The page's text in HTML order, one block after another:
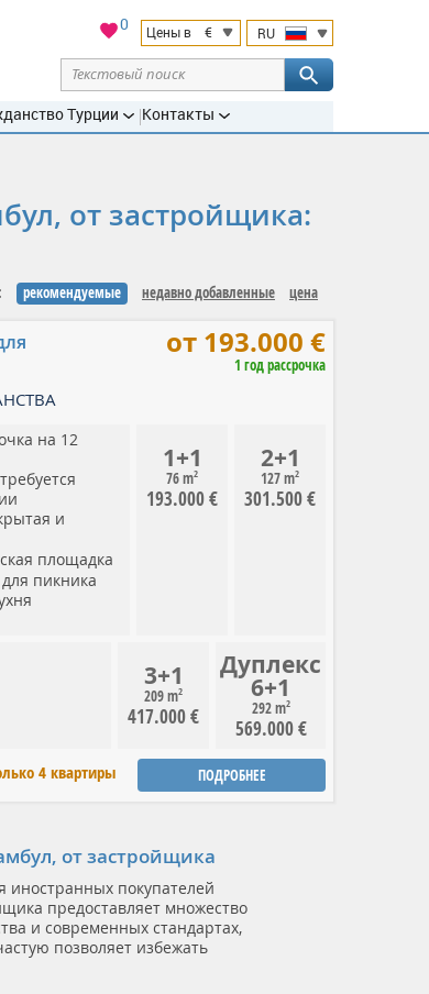
0 Цены в € RU
Турции Контакты
от застройщика:
рекомендуемые недавно добавленные цена
от 193.000 €
1 год рассрочка
1+1
76 m2
193.000 €
2+1
127 m2
301.500 €
на 12
и
площадка
пикника
3+1
209 m2
417.000 €
Дуплекс
6+1
292 m2
569.000 €
4 квартиры ПОДРОБНЕЕ
от застройщика
иностранных покупателей
предоставляет множество
и современных стандартах,
позволяет избежать